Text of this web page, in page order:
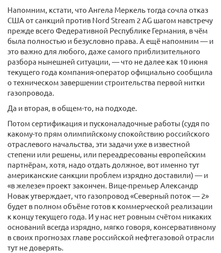
Напомним, кстати, что Ангела Меркель тогда сочла отказ
США от санкций против Nord Stream 2 AG шагом навстречу
прежде всего Федеративной Республике Германия, в чём
была полностью и безусловно права. А ещё напомним — и
это важно для любого, даже самого приблизительного
разбора нынешней ситуации, — что не далее как 10 июня
текущего года компания-оператор официально сообщила
о техническом завершении строительства первой нитки
газопровода.
Да и вторая, в общем-то, на подходе.
Потом сертификация и пусконаладочные работы (судя по
какому-то прям олимпийскому спокойствию российского
отраслевого начальства, эти задачи уже в известной
степени или решены, или переадресованы европейским
партнёрам, хотя, надо отдать должное, вот именно тут
американские санкции проблем изрядно доставили) — и
«в железе» проект закончен. Вице-премьер Александр
Новак утверждает, что газопровод «Северный поток — 2»
будет в полном объёме готов к коммерческой реализации
к концу текущего года. И у нас нет ровным счётом никаких
оснований всегда изрядно, мягко говоря, консервативному
в своих прогнозах главе российской нефтегазовой отрасли
тут не доверять.